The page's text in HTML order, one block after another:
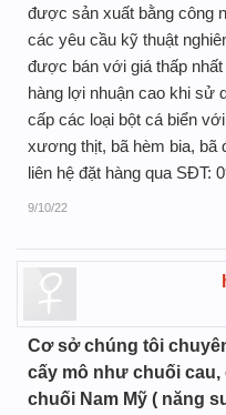
được sản xuất bằng công
các yêu cầu kỹ thuật
được bán với giá thấp
hàng lợi nhuận cao khi sử
cấp các loại bột cá biển
xương thịt, bã hèm bia, bã
liên hệ đặt hàng qua SĐT:
9/10/22
Cơ sở chúng tôi
cấy mô như chuối
chuối Nam Mỹ ( năng